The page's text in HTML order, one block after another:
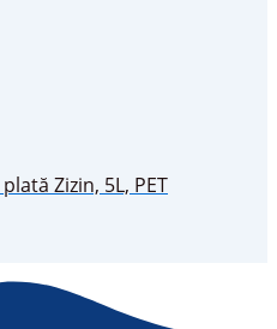
Zizin, 5L, PET